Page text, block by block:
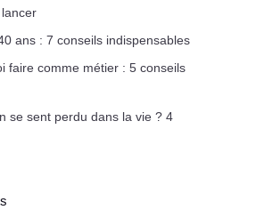
ans : 7 conseils indispensables
faire comme métier : 5 conseils
se sent perdu dans la vie ? 4